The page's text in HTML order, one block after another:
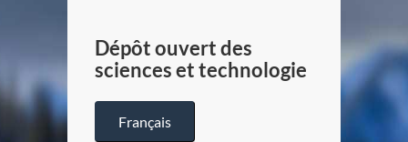
Dépôt ouvert des
sciences et technologie
Français